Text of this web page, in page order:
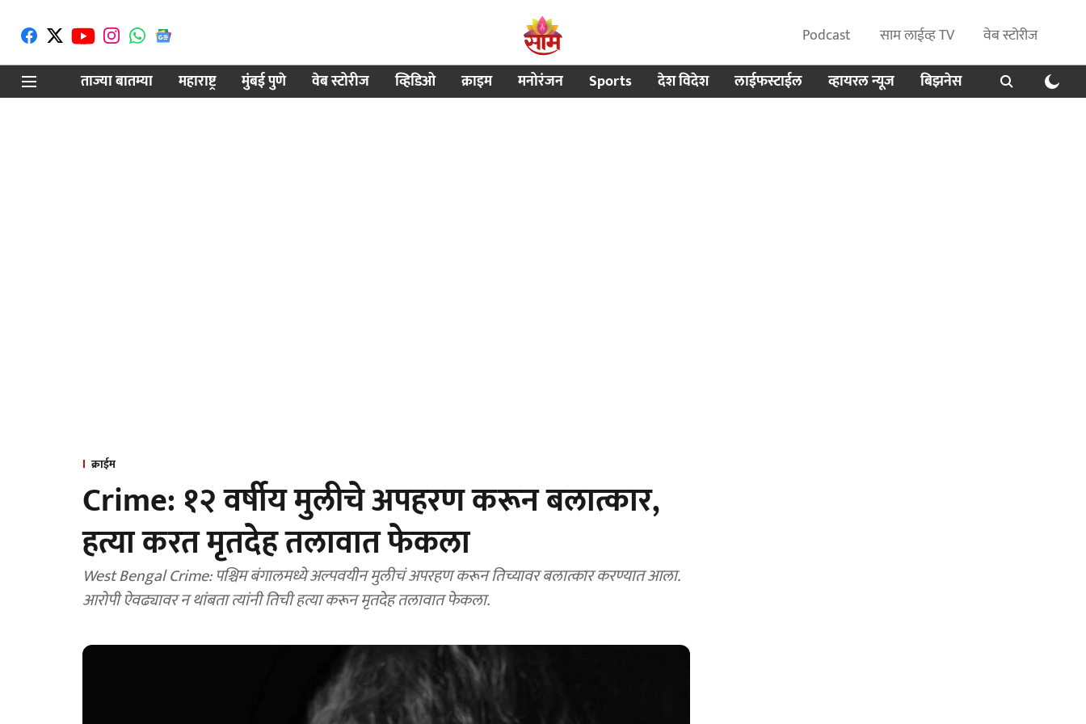
Podcast साम लाईव्ह TV
वेब स्टोरीज
ताज्या बातम्या
महाराष्ट्र मुंबई पुणे वेब स्टोरीज व्हिडिओ क्राइम मनोरंजन Sports देश विदेश लाईफस्टाईल व्हायरल न्यूज बिझनेस
क्राईम
Crime: १२ वर्षीय मुलीचे अपहरण करून बलात्कार,
हत्या करत मृतदेह तलावात फेकला
West Bengal Crime: पश्चिम बंगालमध्ये अल्पवयीन मुलीचं अपरहण करून तिच्यावर बलात्कार करण्यात आला.
आरोपी ऐवढ्यावर न थांबता त्यांनी तिची हत्या करून मृतदेह तलावात फेकला.